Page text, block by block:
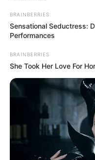
Φωτιά ξέσπασε το
(22/06) σε περιοχή
συγκεκριμένα
BRAINBERRIES
Sensational Seductress:
Performances
BRAINBERRIES
She Took Her Love For